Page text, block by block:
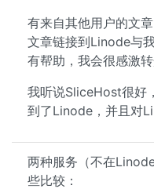
有来自其他用户的文
文章链接到Linode与
有帮助，我会很感激转
我听说SliceHost很好
到了Linode，并且对
两种服务（不在
些比较：